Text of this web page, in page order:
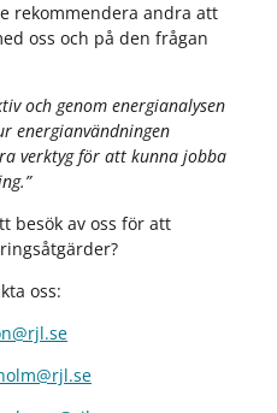
rekommendera andra att
oss och på den frågan
och genom energianalysen
energianvändningen
verktyg för att kunna jobba
besök av oss för att
oss: